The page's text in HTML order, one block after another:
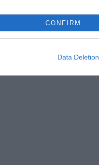
CONFIRM
Data Deletion